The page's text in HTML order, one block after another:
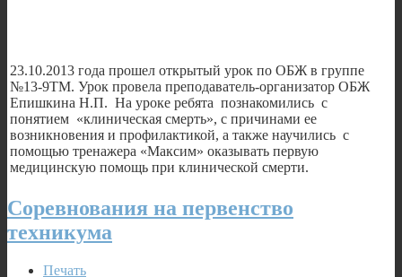
23.10.2013 года прошел открытый урок по ОБЖ в группе
№13-9ТМ. Урок провела преподаватель-организатор ОБЖ
Епишкина Н.П. На уроке ребята познакомились с
понятием «клиническая смерть», с причинами ее
возникновения и профилактикой, а также научились с
помощью тренажера «Максим» оказывать первую
медицинскую помощь при клинической смерти.
Соревнования на первенство
техникума
Печать